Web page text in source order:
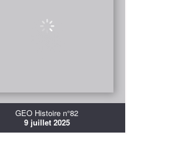
GEO Histoire n°82
9 juillet 2025